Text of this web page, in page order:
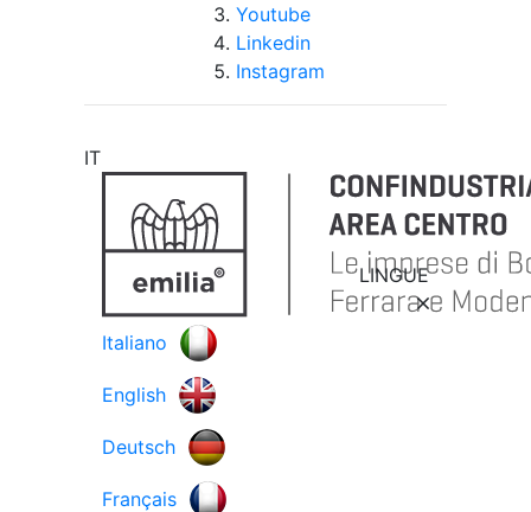
Youtube
Linkedin
Instagram
IT
LINGUE
Italiano
English
Deutsch
Français